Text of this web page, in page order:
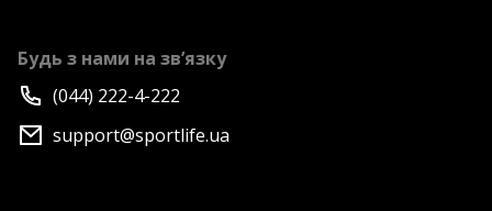
Будь з нами на зв’язку
(044) 222-4-222
support@sportlife.ua